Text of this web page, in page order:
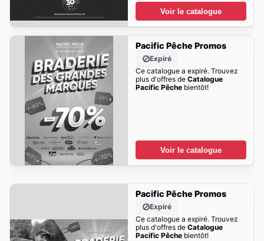
Voir le catalogue
Pacific Pêche Promos
Expiré
Ce catalogue a expiré. Trouvez
plus d'offres de Catalogue
Pacific Pêchebientôt!
Voir le catalogue
Pacific Pêche Promos
Expiré
Ce catalogue a expiré. Trouvez
plus d'offres de Catalogue
Pacific Pêchebientôt!